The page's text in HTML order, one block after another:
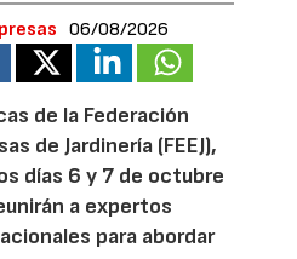
06/08/2026
de la Federación
de Jardinería (FEEJ),
días 6 y 7 de octubre
a expertos
para abordar